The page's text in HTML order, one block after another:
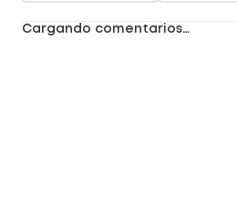
Cargando comentarios…